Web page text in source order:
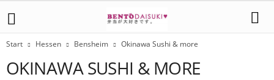
Start Hessen Bensheim Okinawa Sushi & more
OKINAWA SUSHI & MORE